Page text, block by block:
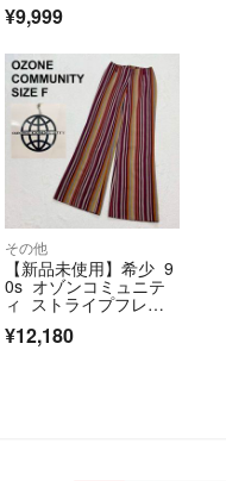
¥9,999
その他
【新品未使用】希少 9
0s オゾンコミュニテ
ィ ストライプフレア
¥12,180